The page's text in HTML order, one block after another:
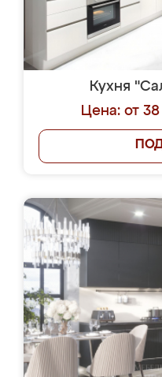
Кухня
Цена: от